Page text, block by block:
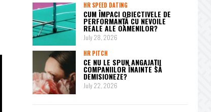
HR SPEED DATING
CUM ÎMPACI OBIECTIVELE DE
PERFORMANȚĂ CU NEVOILE
REALE ALE OAMENILOR?
July 28, 2026
HR PITCH
CE NU LE SPUN ANGAJAȚII
COMPANIILOR ÎNAINTE SĂ
DEMISIONEZE?
July 22, 2026